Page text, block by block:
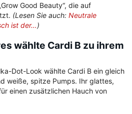
Good Beauty“, die auf
(Lesen Sie auch: Neutrale
ist der…)
wählte Cardi B zu ihrem
Dot-Look wählte Cardi B ein gleich
weiße, spitze Pumps. Ihr glattes,
einen zusätzlichen Hauch von